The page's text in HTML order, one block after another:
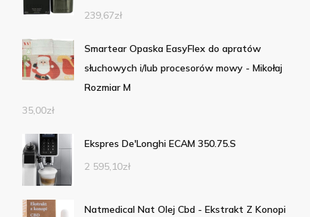
239,67zł
Smartear Opaska EasyFlex do apratów
słuchowych i/lub procesorów mowy - Mikołaj
Rozmiar M
35,00zł
Ekspres De'Longhi ECAM 350.75.S
2 595,10zł
Natmedical Nat Olej Cbd - Ekstrakt Z Konopi